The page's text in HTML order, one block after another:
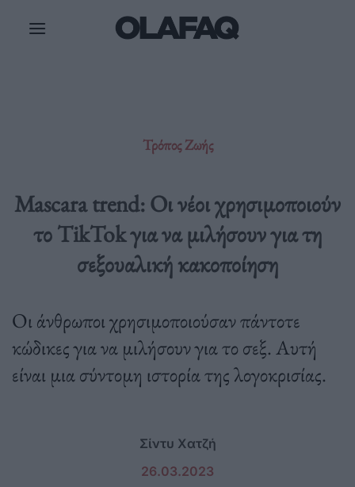
Τρόπος Ζωής
Mascara trend: Οι νέοι χρησιμοποιούν
το TikTok για να μιλήσουν για τη
σεξουαλική κακοποίηση
Οι άνθρωποι χρησιμοποιούσαν πάντοτε
κώδικες για να μιλήσουν για το σεξ. Αυτή
είναι μια σύντομη ιστορία της λογοκρισίας.
Σίντυ Χατζή
26.03.2023